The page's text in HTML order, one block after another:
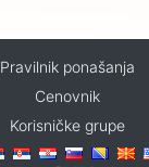
Pravilnik ponašanja
Cenovnik
Korisničke grupe